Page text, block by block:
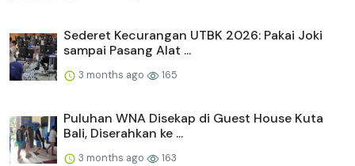
Sederet Kecurangan UTBK 2026: Pakai Joki
sampai Pasang Alat ...
3 months ago 165
Puluhan WNA Disekap di Guest House Kuta
Bali, Diserahkan ke ...
3 months ago 163